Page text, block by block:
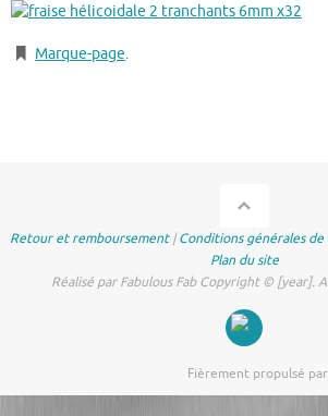
Marque-page.
Retour et remboursement|Conditions générales de
Plan du site
Réalisé par Fabulous Fab Copyright © [year].
Fièrement propulsé par